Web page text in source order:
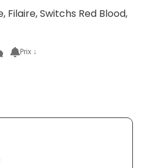
Switchs Red Blood,
Prix ↓